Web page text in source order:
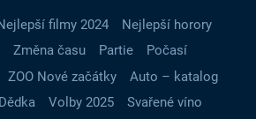
filmy 2024
Nejlepší horory
Změna času Partie
Počasí
ZOO Nové začátky
Auto – katalog
Volby 2025
Svařené víno